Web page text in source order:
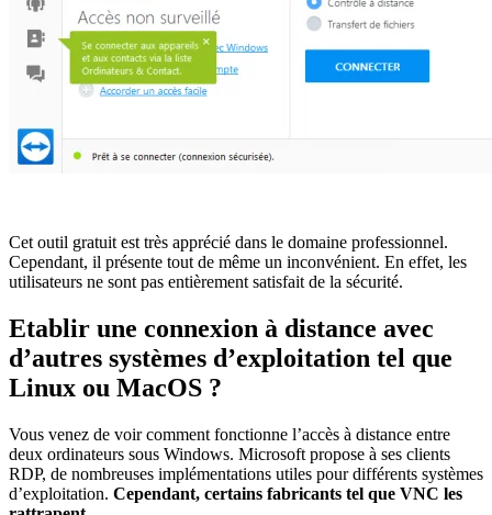
Cet outil gratuit est très apprécié dans le domaine professionnel.
Cependant, il présente tout de même un inconvénient. En effet, les
utilisateurs ne sont pas entièrement satisfait de la sécurité.
Etablir une connexion à distance avec
d’autres systèmes d’exploitation tel que
Linux ou MacOS ?
Vous venez de voir comment fonctionne l’accès à distance entre
deux ordinateurs sous Windows. Microsoft propose à ses clients
RDP, de nombreuses implémentations utiles pour différents systèmes
d’exploitation. Cependant, certains fabricants tel que VNC les